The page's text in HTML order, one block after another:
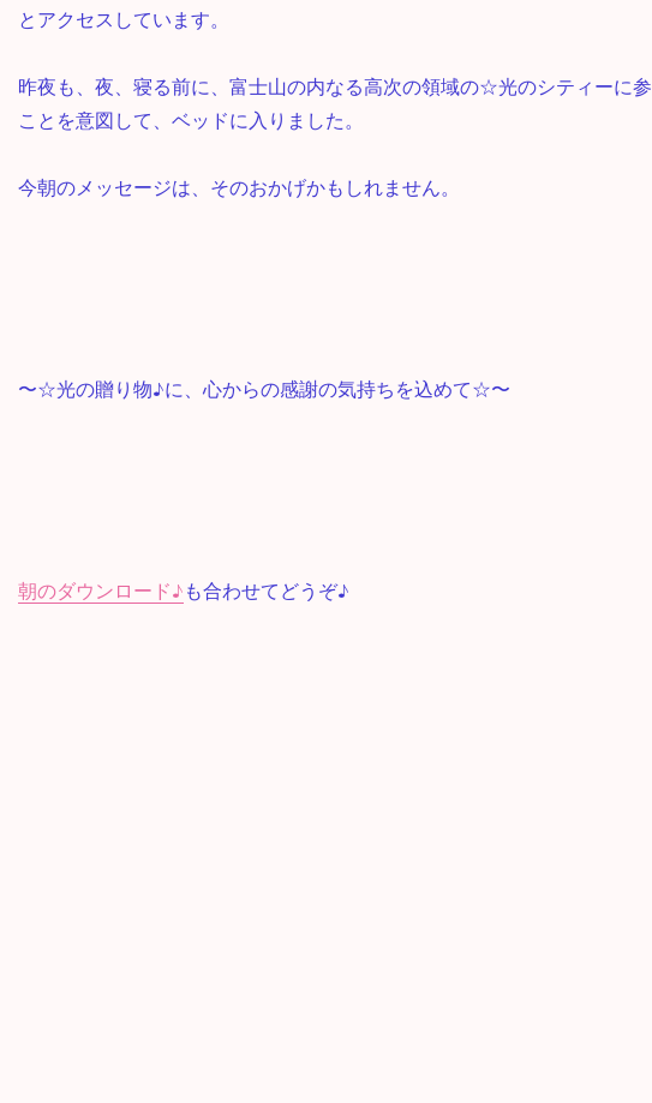
とアクセスしています。
昨夜も、夜、寝る前に、富士山の内なる高次の領域の☆光のシティーに
ことを意図して、ベッドに入りました。
今朝のメッセージは、そのおかげかもしれません。
〜☆光の贈り物♪に、心からの感謝の気持ちを込めて☆〜
朝のダウンロード♪ も合わせてどうぞ♪